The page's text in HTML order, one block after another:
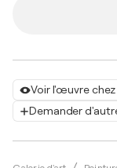
Voir l'œuvre chez
Demander